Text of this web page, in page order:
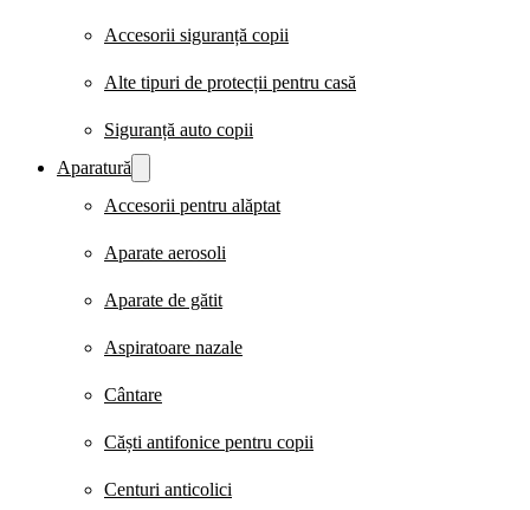
Accesorii siguranță copii
Alte tipuri de protecții pentru casă
Siguranță auto copii
Aparatură
Accesorii pentru alăptat
Aparate aerosoli
Aparate de gătit
Aspiratoare nazale
Cântare
Căști antifonice pentru copii
Centuri anticolici